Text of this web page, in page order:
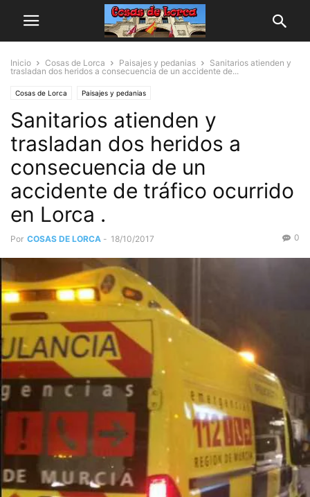
Inicio Cosas de Lorca Paisajes y pedanias
Sanitarios atienden y
trasladan dos heridos a consecuencia de un accidente de...
Cosas de Lorca Paisajes y pedanias
Sanitarios atienden y
trasladan dos heridos a
consecuencia de un
accidente de tráfico ocurrido
en Lorca .
Por COSAS DE LORCA - 18/10/2017 0